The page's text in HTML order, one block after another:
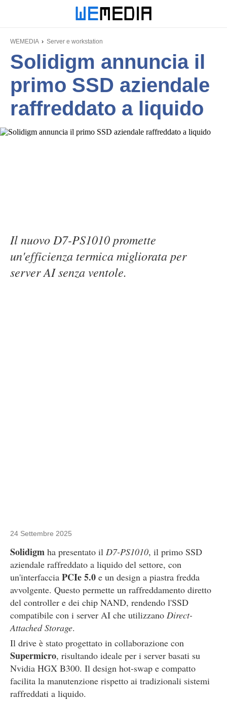
WEMEDIA Server e workstation
Solidigm annuncia il
primo SSD aziendale
raffreddato a liquido
Il nuovo D7-PS1010 promette
un'efficienza termica migliorata per
server AI senza ventole.
24 Settembre 2025
Solidigm ha presentato il D7-PS1010, il primo SSD
aziendale raffreddato a liquido del settore, con
un'interfaccia PCIe 5.0 e un design a piastra fredda
avvolgente. Questo permette un raffreddamento diretto
del controller e dei chip NAND, rendendo l'SSD
compatibile con i server AI che utilizzano Direct-
Attached Storage.
Il drive è stato progettato in collaborazione con
Supermicro, risultando ideale per i server basati su
Nvidia HGX B300. Il design hot-swap e compatto
facilita la manutenzione rispetto ai tradizionali sistemi
raffreddati a liquido.